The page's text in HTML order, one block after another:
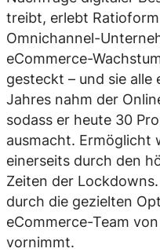
treibt, erlebt
Omnichannel-
eCommerce-
gesteckt – und sie alle
Jahres nahm der
sodass er heute 30
ausmacht. Ermöglicht
einerseits durch den
Zeiten der
durch die gezielten
eCommerce-Team
vornimmt.